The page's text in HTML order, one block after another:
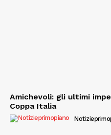
Amichevoli: gli ultimi
Coppa Italia